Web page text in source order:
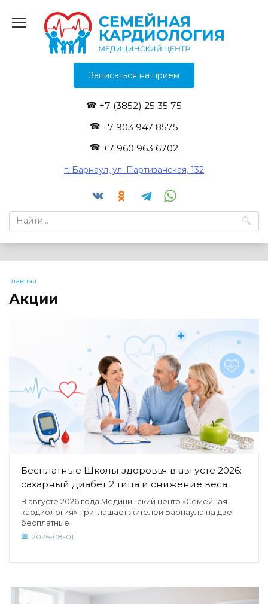
содержанию
Записаться на приём
+7 (3852) 25 35 75
+7 903 947 8575
+7 960 963 6702
г. Барнаул, ул. Партизанская, 132
Search
for:
Главная
Акции
Бесплатные Школы здоровья в августе 2026:
сахарный диабет 2 типа и снижение веса
В августе 2026 года Медицинский центр «Семейная
кардиология» приглашает жителей Барнаула на две
бесплатные
2026-08-01